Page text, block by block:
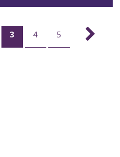
3 4 5